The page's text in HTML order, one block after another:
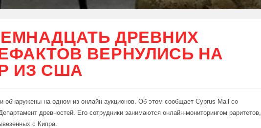
ДРЕВНИХ
ВЕРНУЛИСЬ НА
ИЗ США
обнаружены на одном из онлайн-аукционов. Об этом сообщает Cyprus Mail со
древностей. Его сотрудники занимаются онлайн-мониторингом раритетов,
с Кипра.